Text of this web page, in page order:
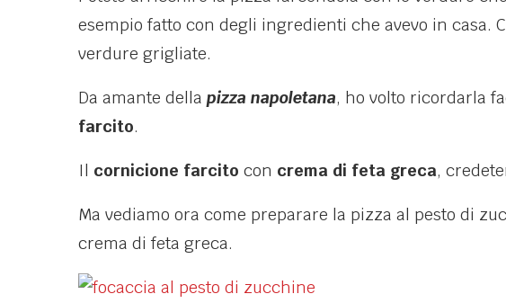
esempio fatto con degli ingredienti che avevo in casa.
verdure grigliate.
Da amante della pizza napoletana, ho volto ricordarla
farcito.
Il cornicione farcito con crema di feta greca,
Ma vediamo ora come preparare la pizza al pesto di
crema di feta greca.